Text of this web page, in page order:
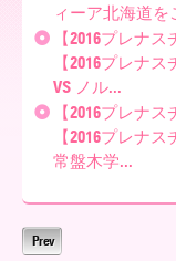
ー
ア
北
ィーア北海道
【2016プレナ
【2016プレナ
VS ノル...
【2016プレナ
【2016プレナ
常盤木学...
Prev